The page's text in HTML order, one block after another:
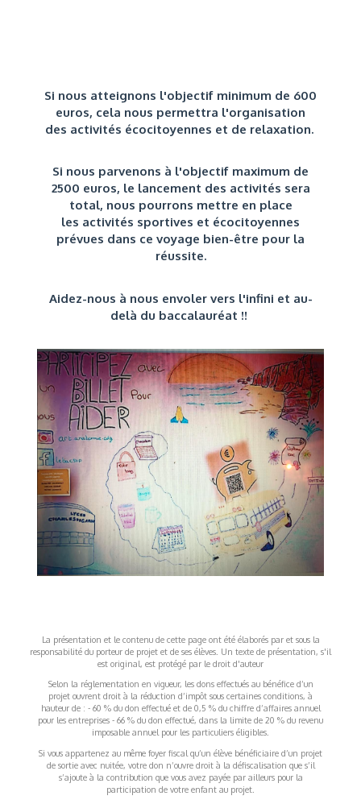
Si nous atteignons l'objectif minimum de 600
euros, cela nous permettra l'organisation
des activités écocitoyennes et de relaxation.
Si nous parvenons à l'objectif maximum de
2500 euros, le lancement des activités sera
total, nous pourrons mettre en place
les activités sportives et écocitoyennes
prévues dans ce voyage bien-être pour la
réussite.
Aidez-nous à nous envoler vers l'infini et au-
delà du baccalauréat !!
La présentation et le contenu de cette page ont été élaborés par et sous la
responsabilité du porteur de projet et de ses élèves. Un texte de présentation, s'il
est original, est protégé par le droit d'auteur
Selon la réglementation en vigueur, les dons effectués au bénéfice d’un
projet ouvrent droit à la réduction d’impôt sous certaines conditions, à
hauteur de : - 60 % du don effectué et de 0,5 % du chiffre d’affaires annuel
pour les entreprises - 66 % du don effectué, dans la limite de 20 % du revenu
imposable annuel pour les particuliers éligibles.
Si vous appartenez au même foyer fiscal qu’un élève bénéficiaire d’un projet
de sortie avec nuitée, votre don n’ouvre droit à la défiscalisation que s’il
s’ajoute à la contribution que vous avez payée par ailleurs pour la
participation de votre enfant au projet.